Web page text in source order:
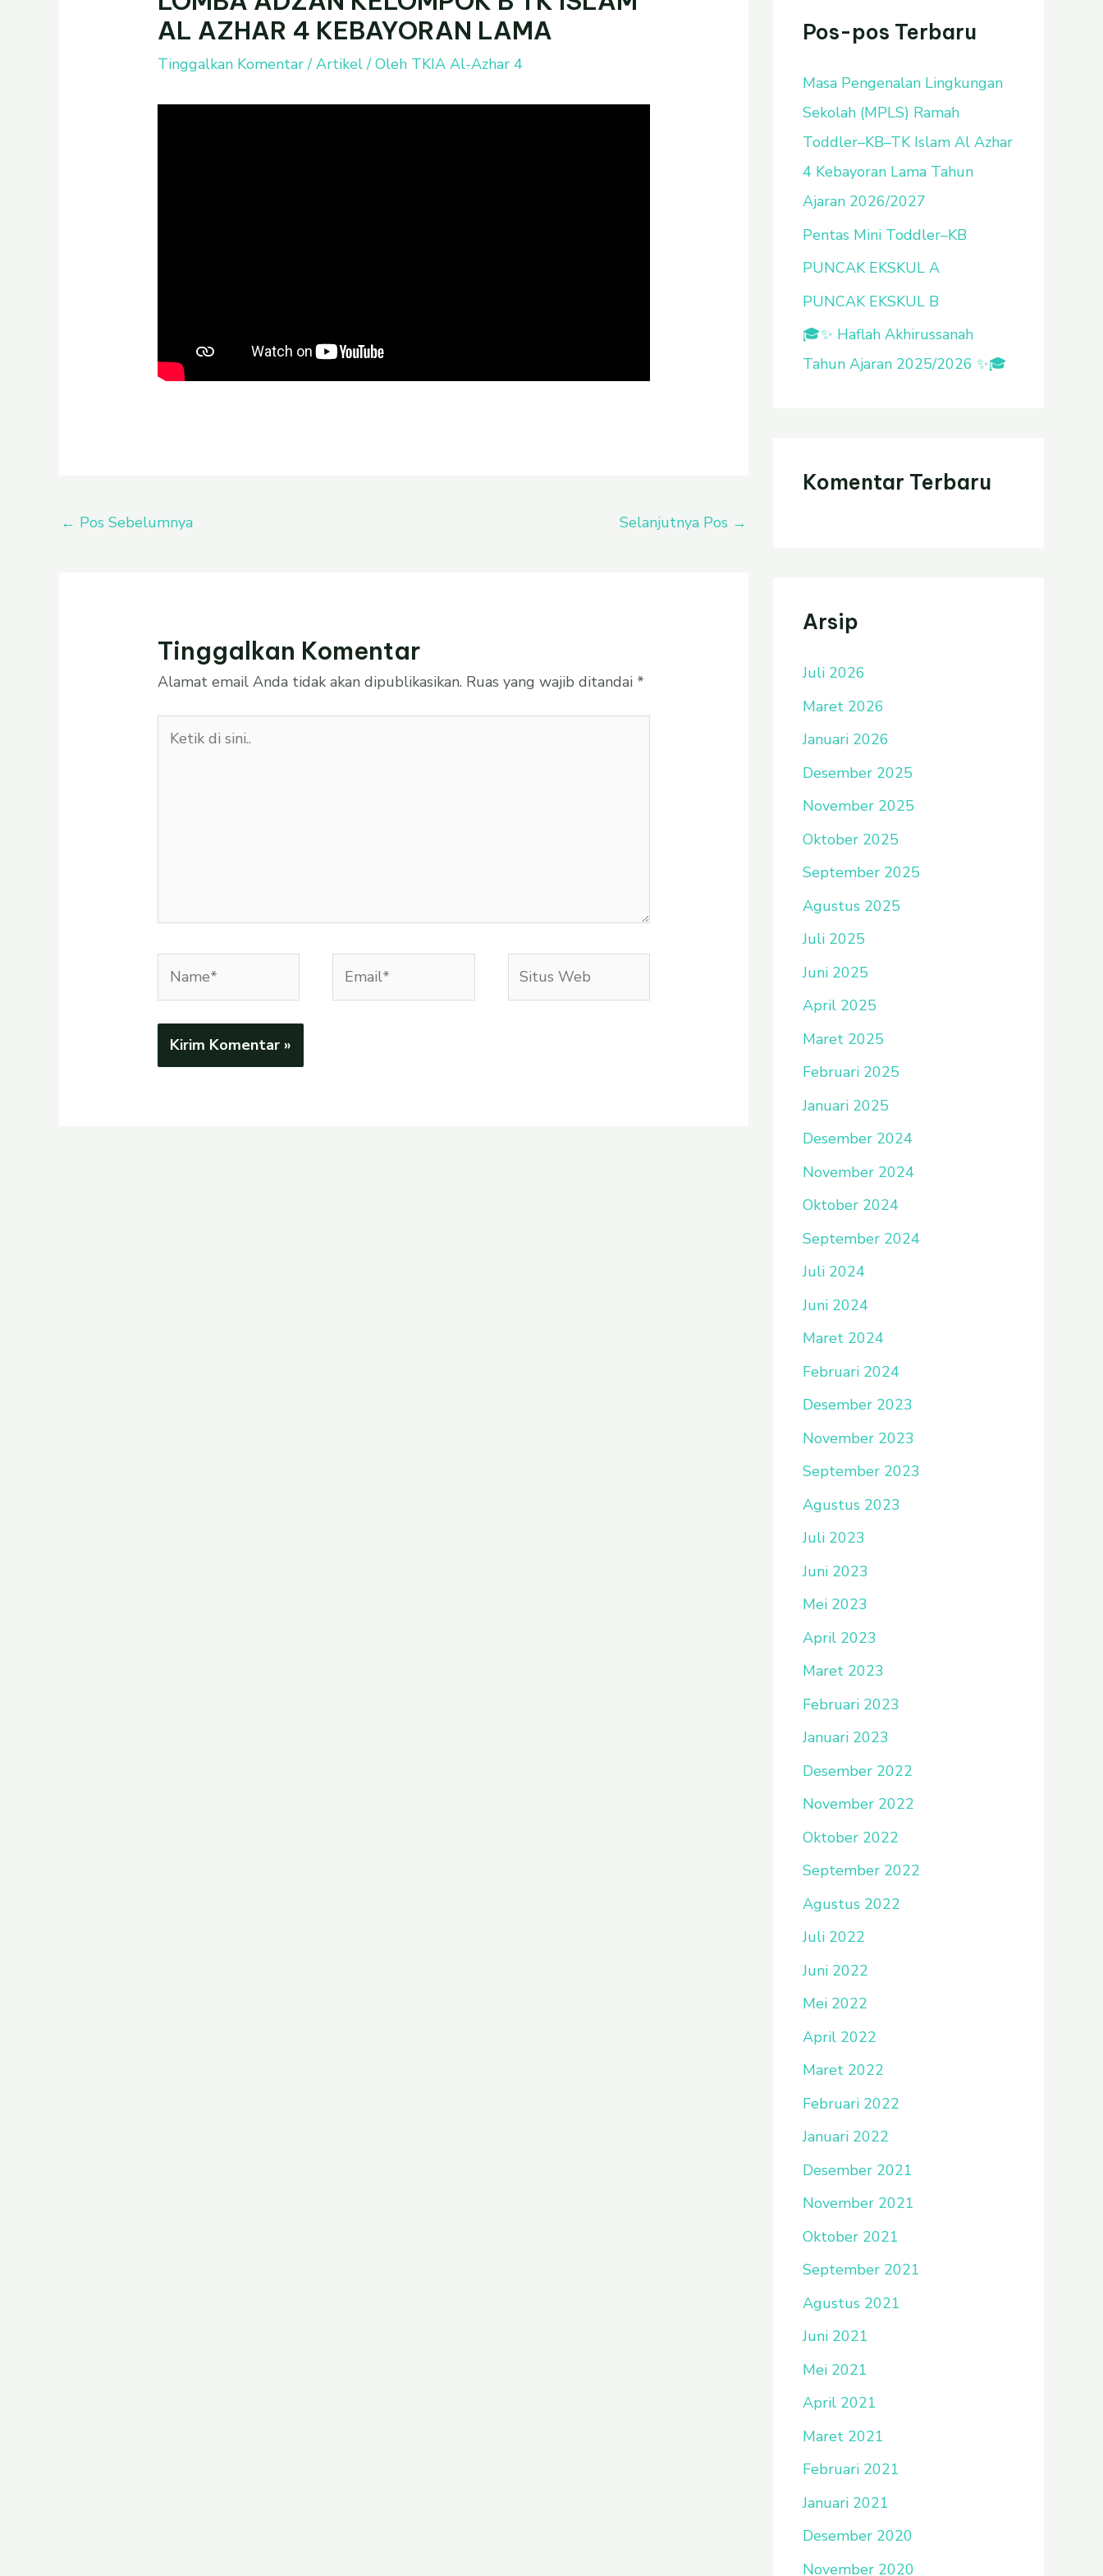
AL AZHAR 4 KEBAYORAN LAMA
Tinggalkan Komentar /Artikel/ Oleh TKIA Al-Azhar 4
← Pos Sebelumnya Selanjutnya Pos →
Tinggalkan Komentar
Alamat email Anda tidak akan dipublikasikan. Ruas yang wajib ditandai *
Web
u
t
u
k
:
Pos-pos Terbaru
Masa Pengenalan Lingkungan
Sekolah (MPLS) Ramah
Toddler–KB–TK Islam Al Azhar
4 Kebayoran Lama Tahun
Ajaran 2026/2027
Pentas Mini Toddler–KB
PUNCAK EKSKUL A
PUNCAK EKSKUL B
🎓✨ Haflah Akhirussanah
Tahun Ajaran 2025/2026 ✨🎓
Komentar Terbaru
Arsip
Juli 2026
Maret 2026
Januari 2026
Desember 2025
November 2025
Oktober 2025
September 2025
Agustus 2025
Juli 2025
Juni 2025
April 2025
Maret 2025
Februari 2025
Januari 2025
Desember 2024
November 2024
Oktober 2024
September 2024
Juli 2024
Juni 2024
Maret 2024
Februari 2024
Desember 2023
November 2023
September 2023
Agustus 2023
Juli 2023
Juni 2023
Mei 2023
April 2023
Maret 2023
Februari 2023
Januari 2023
Desember 2022
November 2022
Oktober 2022
September 2022
Agustus 2022
Juli 2022
Juni 2022
Mei 2022
April 2022
Maret 2022
Februari 2022
Januari 2022
Desember 2021
November 2021
Oktober 2021
September 2021
Agustus 2021
Juni 2021
Mei 2021
April 2021
Maret 2021
Februari 2021
Januari 2021
Desember 2020
November 2020